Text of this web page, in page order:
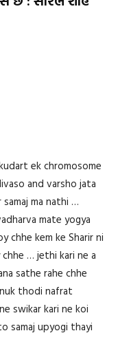
ek chromosome
and varsho jata
samaj ma nathi …
mate yogya
chhe kem ke Sharir ni
… jethi kari ne a
sathe rahe chhe
thodi nafrat
swikar kari ne koi
samaj upyogi thayi